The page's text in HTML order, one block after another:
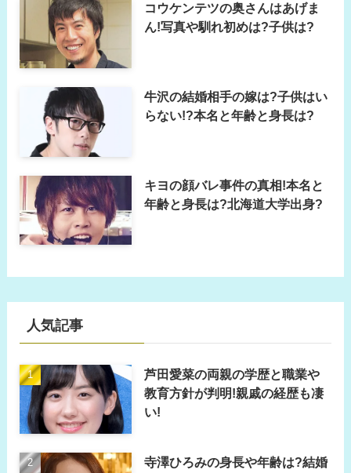
コウケンテツの奥さんはあげま
ん!写真や馴れ初めは?子供は?
牛沢の結婚相手の嫁は?子供はい
らない!?本名と年齢と身長は?
キヨの顔バレ事件の真相!本名と
年齢と身長は?北海道大学出身?
人気記事
芦田愛菜の両親の学歴と職業や
教育方針が判明!親戚の経歴も凄
い!
寺澤ひろみの身長や年齢は?結婚